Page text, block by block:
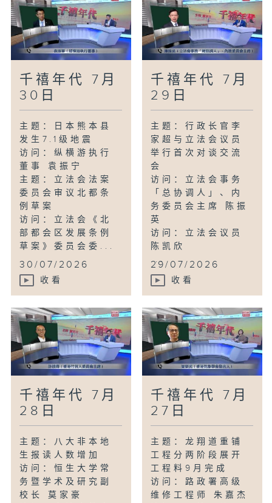
千禧年代 7月
30日
主题：日本熊本县
发生7.1级地震
访问：纵横游执行
董事 袁振宁
主题：立法会法案
委员会审议北都条
例草案
访问：立法会《北
部都会区发展条例
草案》委员会委...
30/07/2026
收看
千禧年代 7月
29日
主题：行政长官李
家超与立法会议员
举行首次对谈交流
会
访问：立法会事务
「总协调人」、内
务委员会主席 陈振
英
访问：立法会议员
陈凯欣
...
29/07/2026
收看
千禧年代 7月
28日
主题：八大非本地
生报读人数增加
访问：恒生大学常
务暨学术及研究副
校长 莫家豪
千禧年代 7月
27日
主题：龙翔道重铺
工程分两阶段展开
工程料9月完成
访问：路政署高级
维修工程师 朱嘉杰